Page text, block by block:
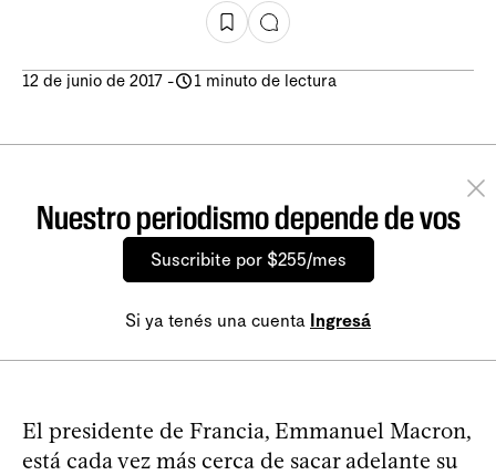
12 de junio de 2017 - 1 minuto de lectura
Nuestro periodismo depende de vos
Suscribite por $255/mes
Si ya tenés una cuenta Ingresá
El presidente de Francia, Emmanuel Macron,
está cada vez más cerca de sacar adelante su